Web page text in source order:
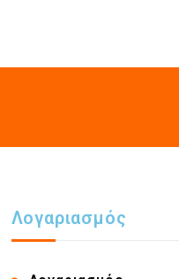
Λογαριασμός